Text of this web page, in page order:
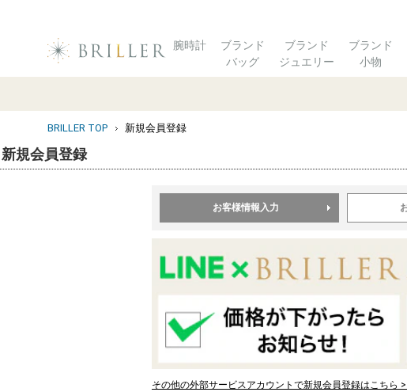
腕時計
ブランド
バッグ
ブランド
ジュエリー
ブランド
小物
BRILLER TOP 新規会員登録
新規会員登録
お客様情報入力
その他の外部サービスアカウントで新規会員登録はこちら